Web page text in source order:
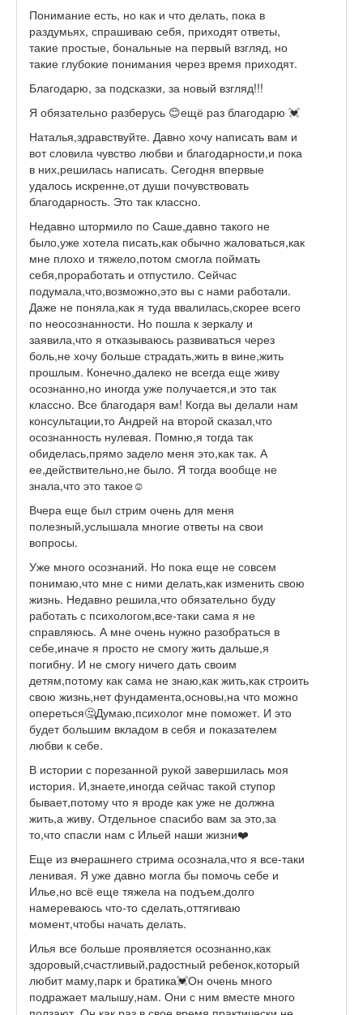
Понимание есть, но как и что делать, пока в
раздумьях, спрашиваю себя, приходят ответы,
такие простые, бональные на первый взгляд, но
такие глубокие понимания через время приходят.
Благодарю, за подсказки, за новый взгляд!!!
Я обязательно разберусь 😊ещё раз благодарю 💓
Наталья,здравствуйте. Давно хочу написать вам и
вот словила чувство любви и благодарности,и пока
в них,решилась написать. Сегодня впервые
удалось искренне,от души почувствовать
благодарность. Это так классно.
Недавно штормило по Саше,давно такого не
было,уже хотела писать,как обычно жаловаться,как
мне плохо и тяжело,потом смогла поймать
себя,проработать и отпустило. Сейчас
подумала,что,возможно,это вы с нами работали.
Даже не поняла,как я туда ввалилась,скорее всего
по неосознанности. Но пошла к зеркалу и
заявила,что я отказываюсь развиваться через
боль,не хочу больше страдать,жить в вине,жить
прошлым. Конечно,далеко не всегда еще живу
осознанно,но иногда уже получается,и это так
классно. Все благодаря вам! Когда вы делали нам
консультации,то Андрей на второй сказал,что
осознанность нулевая. Помню,я тогда так
обиделась,прямо задело меня это,как так. А
ее,действительно,не было. Я тогда вообще не
знала,что это такое☺️
Вчера еще был стрим очень для меня
полезный,услышала многие ответы на свои
вопросы.
Уже много осознаний. Но пока еще не совсем
понимаю,что мне с ними делать,как изменить свою
жизнь. Недавно решила,что обязательно буду
работать с психологом,все-таки сама я не
справляюсь. А мне очень нужно разобраться в
себе,иначе я просто не смогу жить дальше,я
погибну. И не смогу ничего дать своим
детям,потому как сама не знаю,как жить,как строить
свою жизнь,нет фундамента,основы,на что можно
опереться🤔Думаю,психолог мне поможет. И это
будет большим вкладом в себя и показателем
любви к себе.
В истории с порезанной рукой завершилась моя
история. И,знаете,иногда сейчас такой ступор
бывает,потому что я вроде как уже не должна
жить,а живу. Отдельное спасибо вам за это,за
то,что спасли нам с Ильей наши жизни❤️
Еще из вчерашнего стрима осознала,что я все-таки
ленивая. Я уже давно могла бы помочь себе и
Илье,но всё еще тяжела на подъем,долго
намереваюсь что-то сделать,оттягиваю
момент,чтобы начать делать.
Илья все больше проявляется осознанно,как
здоровый,счастливый,радостный ребенок,который
любит маму,парк и братика💓Он очень много
подражает малышу,нам. Они с ним вместе много